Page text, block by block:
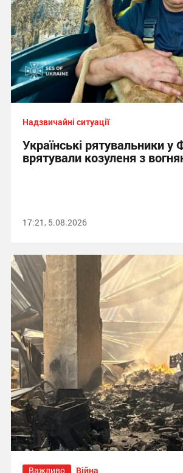
Надзвичайні ситуації
Українські рятувальники у
врятували козуленя з
17:21, 5.08.2026
Важливо Війна